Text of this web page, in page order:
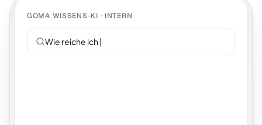
GOMA WISSENS-KI · INTERN
Wie reiche ich Urlaub e